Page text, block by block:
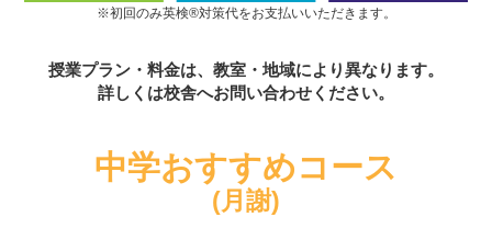
※初回のみ英検®対策代をお支払いいただきます。
授業プラン・料金は、教室・地域により異なります。
詳しくは校舎へお問い合わせください。
中学おすすめコース
(月謝)